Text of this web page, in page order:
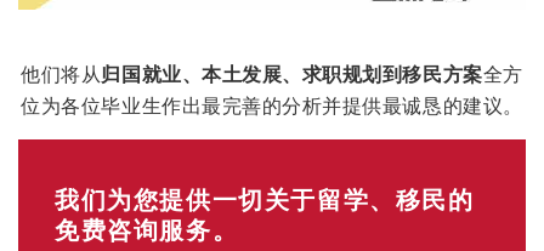
他们将从归国就业、本土发展、 求职规划 到移民方案全方
位为各位毕业生作出最完善的分析并提供最诚恳的建议。
我们为您提供一切关于留学、移民的
免费咨询服务。